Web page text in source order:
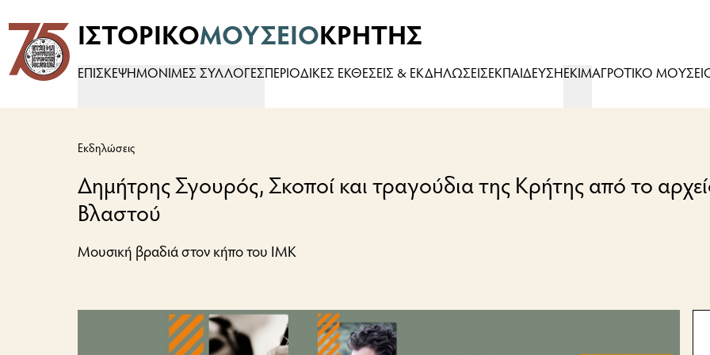
Logo ΙΣΤΟΡΙΚΟΜΟΥΣΕΙΟΚΡΗΤΗΣ
ΕΠΙΣΚΕΨΗΜΟΝΙΜΕΣ ΣΥΛΛΟΓΕΣΠΕΡΙΟΔΙΚΕΣ ΕΚΘΕΣΕΙΣ & ΕΚΔΗΛΩΣΕΙΣΕΚΠΑΙΔΕΥΣΗΕΚΙΜΑΓΡΟΤΙΚΟ
Εκδηλώσεις
Δημήτρης Σγουρός, Σκοποί και τραγούδια της Κρήτης από το
Βλαστού
Μουσική βραδιά στον κήπο του ΙΜΚ